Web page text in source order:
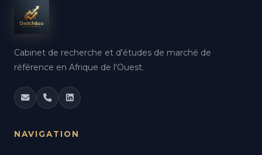
Cabinet de recherche et d'études de marché de
référence en Afrique de l'Ouest.
NAVIGATION